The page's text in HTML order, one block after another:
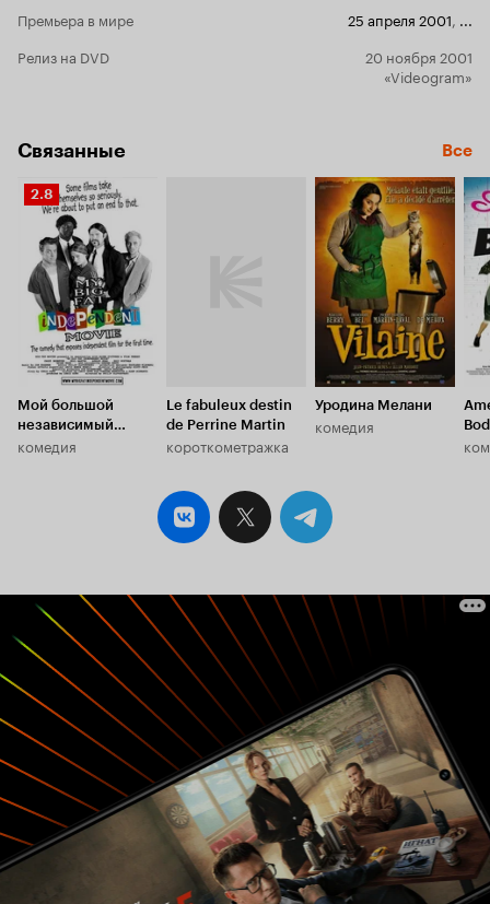
Премьера в мире
25 апреля 2001
Релиз на DVD
20 ноября 2001
«Videogram»
Связанные Все
Рейтинг
Кинопоиска
2.8
2.8
Мой большой
независимый
фильм
комедия
Le fabuleux destin
de Perrine Martin
короткометражка
Уродина Мелани
комедия